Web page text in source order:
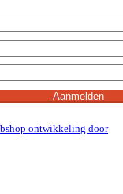
ontwikkeling door